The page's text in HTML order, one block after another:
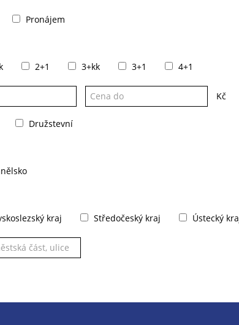
Pronájem
2+1 3+kk 3+1 4+1
Kč
Družstevní
kraj Středočeský kraj Ústecký